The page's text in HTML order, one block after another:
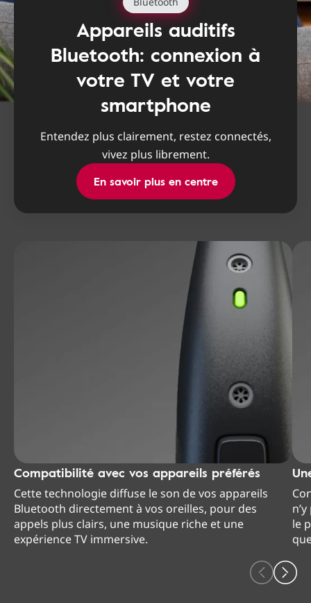
Appareils auditifs
Bluetooth: connexion à
votre TV et votre
smartphone
Entendez plus clairement, restez connectés,
vivez plus librement.
En savoir plus en centre
Compatibilité avec vos appareils préférés
Cette technologie diffuse le son de vos appareils
Bluetooth directement à vos oreilles, pour des
appels plus clairs, une musique riche et une
expérience TV immersive.
le